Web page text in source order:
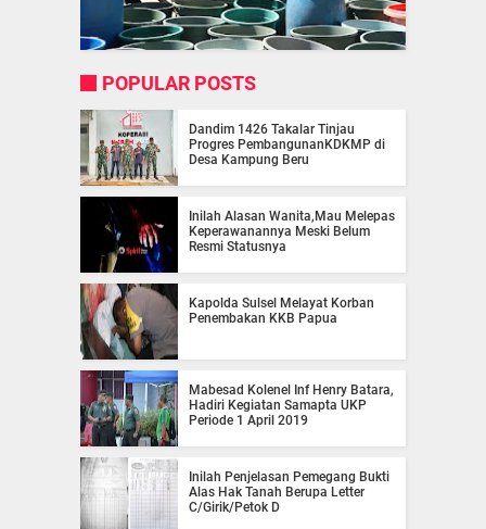
POPULAR POSTS
Dandim 1426 Takalar Tinjau
Progres PembangunanKDKMP di
Desa Kampung Beru
Inilah Alasan Wanita,Mau Melepas
Keperawanannya Meski Belum
Resmi Statusnya
Kapolda Sulsel Melayat Korban
Penembakan KKB Papua
Mabesad Kolenel Inf Henry Batara,
Hadiri Kegiatan Samapta UKP
Periode 1 April 2019
Inilah Penjelasan Pemegang Bukti
Alas Hak Tanah Berupa Letter
C/Girik/Petok D